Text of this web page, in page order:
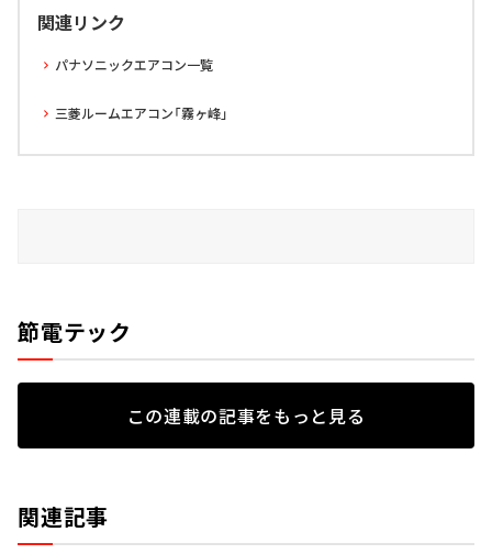
関連リンク
パナソニックエアコン一覧
三菱ルームエアコン「霧ヶ峰」
節電テック
この連載の記事をもっと見る
関連記事